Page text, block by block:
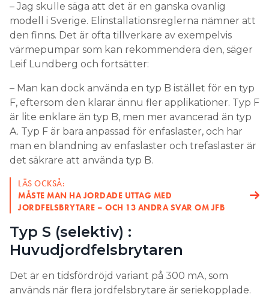
– Jag skulle säga att det är en ganska ovanlig
modell i Sverige. Elinstallationsreglerna nämner att
den finns. Det är ofta tillverkare av exempelvis
värmepumpar som kan rekommendera den, säger
Leif Lundberg och fortsätter:
– Man kan dock använda en typ B istället för en typ
F, eftersom den klarar ännu fler applikationer. Typ F
är lite enklare än typ B, men mer avancerad än typ
A. Typ F är bara anpassad för enfaslaster, och har
man en blandning av enfaslaster och trefaslaster är
det säkrare att använda typ B.
LÄS OCKSÅ:
MÅSTE MAN HA JORDADE UTTAG MED
JORDFELSBRYTARE – OCH 13 ANDRA SVAR OM JFB
Typ S (selektiv) :
Huvudjordfelsbrytaren
Det är en tidsfördröjd variant på 300 mA, som
används när flera jordfelsbrytare är seriekopplade.